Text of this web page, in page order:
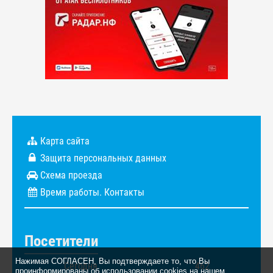
Нажимая СОГЛАСЕН, Вы подтверждаете то, что Вы
проинформированы об использовании cookies на нашем
Карта сайта
Защита персональных данных
Схема проезда
Время работы. Контакты
Посетители
Сегодня
462